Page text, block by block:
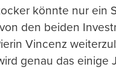
könnte nur ein
den beiden
Vincenz
genau das einige